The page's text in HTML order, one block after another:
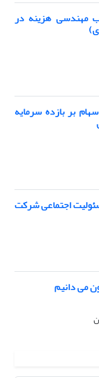
مهندسی هزینه در
بر بازده سرمایه
اجتماعی شرکت
می دانیم